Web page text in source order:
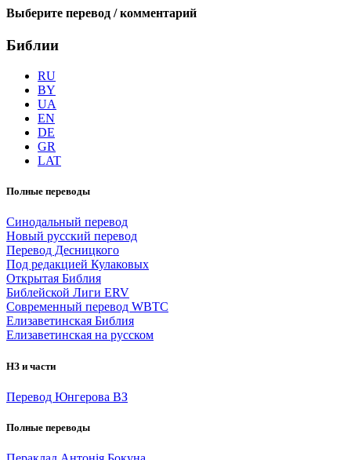
Выберите перевод / комментарий
Библии
RU
BY
UA
EN
DE
GR
LAT
Полные переводы
Синодальный перевод
Новый русский перевод
Перевод Десницкого
Под редакцией Кулаковых
Открытая Библия
Библейской Лиги ERV
Cовременный перевод WBTC
Елизаветинская Библия
Елизаветинская на русском
НЗ и части
Перевод Юнгерова ВЗ
Полные переводы